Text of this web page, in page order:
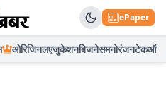
ePaper
ओरिजिनलएजुकेशनबिजनेसमनोरंजनटेकऑटो